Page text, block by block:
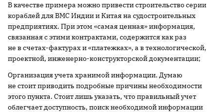
В качестве примера можно привести строительство серии
кораблей для ВМС Индии и Китая на судостроительных
предприятиях. При этом «самая ценная» информация,
связанная с этими контрактами, содержится как раз
не в счетах-фактурах и «платежках», а в технологической,
проектной, инженерно-конструкторской документации;
Организация учета хранимой информации. Думаю
не стоит приводить подробные причины необходимости
этого пункта. Стоит лишь указать, что правильный учет
облегчает доступность, поиск необходимой информации